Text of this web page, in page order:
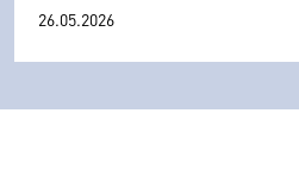
26.05.2026